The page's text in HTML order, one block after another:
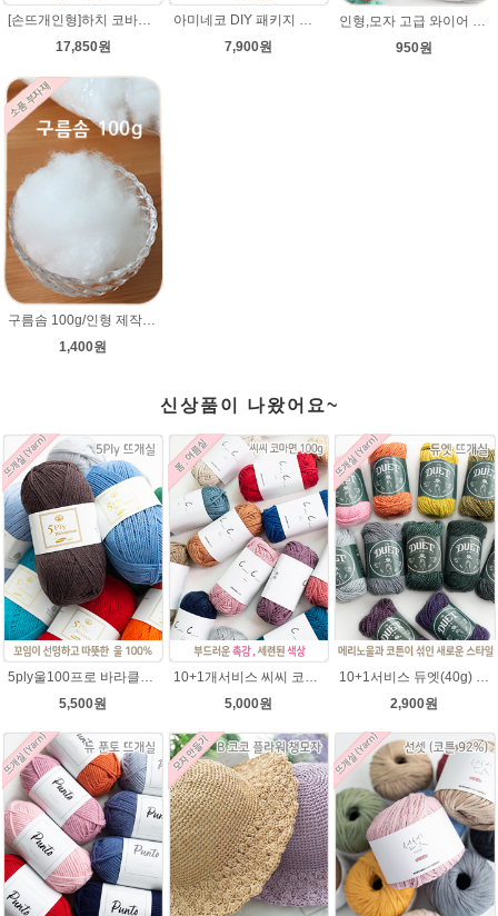
[손뜨개인형]하치 코바늘인형패키지(diy재료+도안)/뜨개질인형만들기/아미네코/인형실/하치코바늘인형뜨개실/코바늘수강/
17,850원
아미네코 DIY 패키지 손뜨개 인형만들기 코바늘패키지 인형뜨기
7,900원
인형,모자 고급 와이어 (90cm) 2mm,3mm 굵기선택/모자 와이어/알루미늄/인형철사대용/아미네코제작 철사/코바늘인형
950원
1,400원
신상품이 나왔어요~
5,500원
5,000원
2,900원